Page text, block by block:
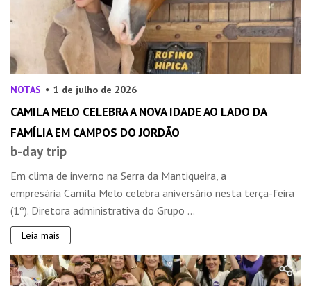
NOTAS 1 de julho de 2026
CAMILA MELO CELEBRA A NOVA IDADE AO LADO DA
FAMÍLIA EM CAMPOS DO JORDÃO
b-day trip
Em clima de inverno na Serra da Mantiqueira, a
empresária Camila Melo celebra aniversário nesta terça-feira
(1º). Diretora administrativa do Grupo ...
Leia mais